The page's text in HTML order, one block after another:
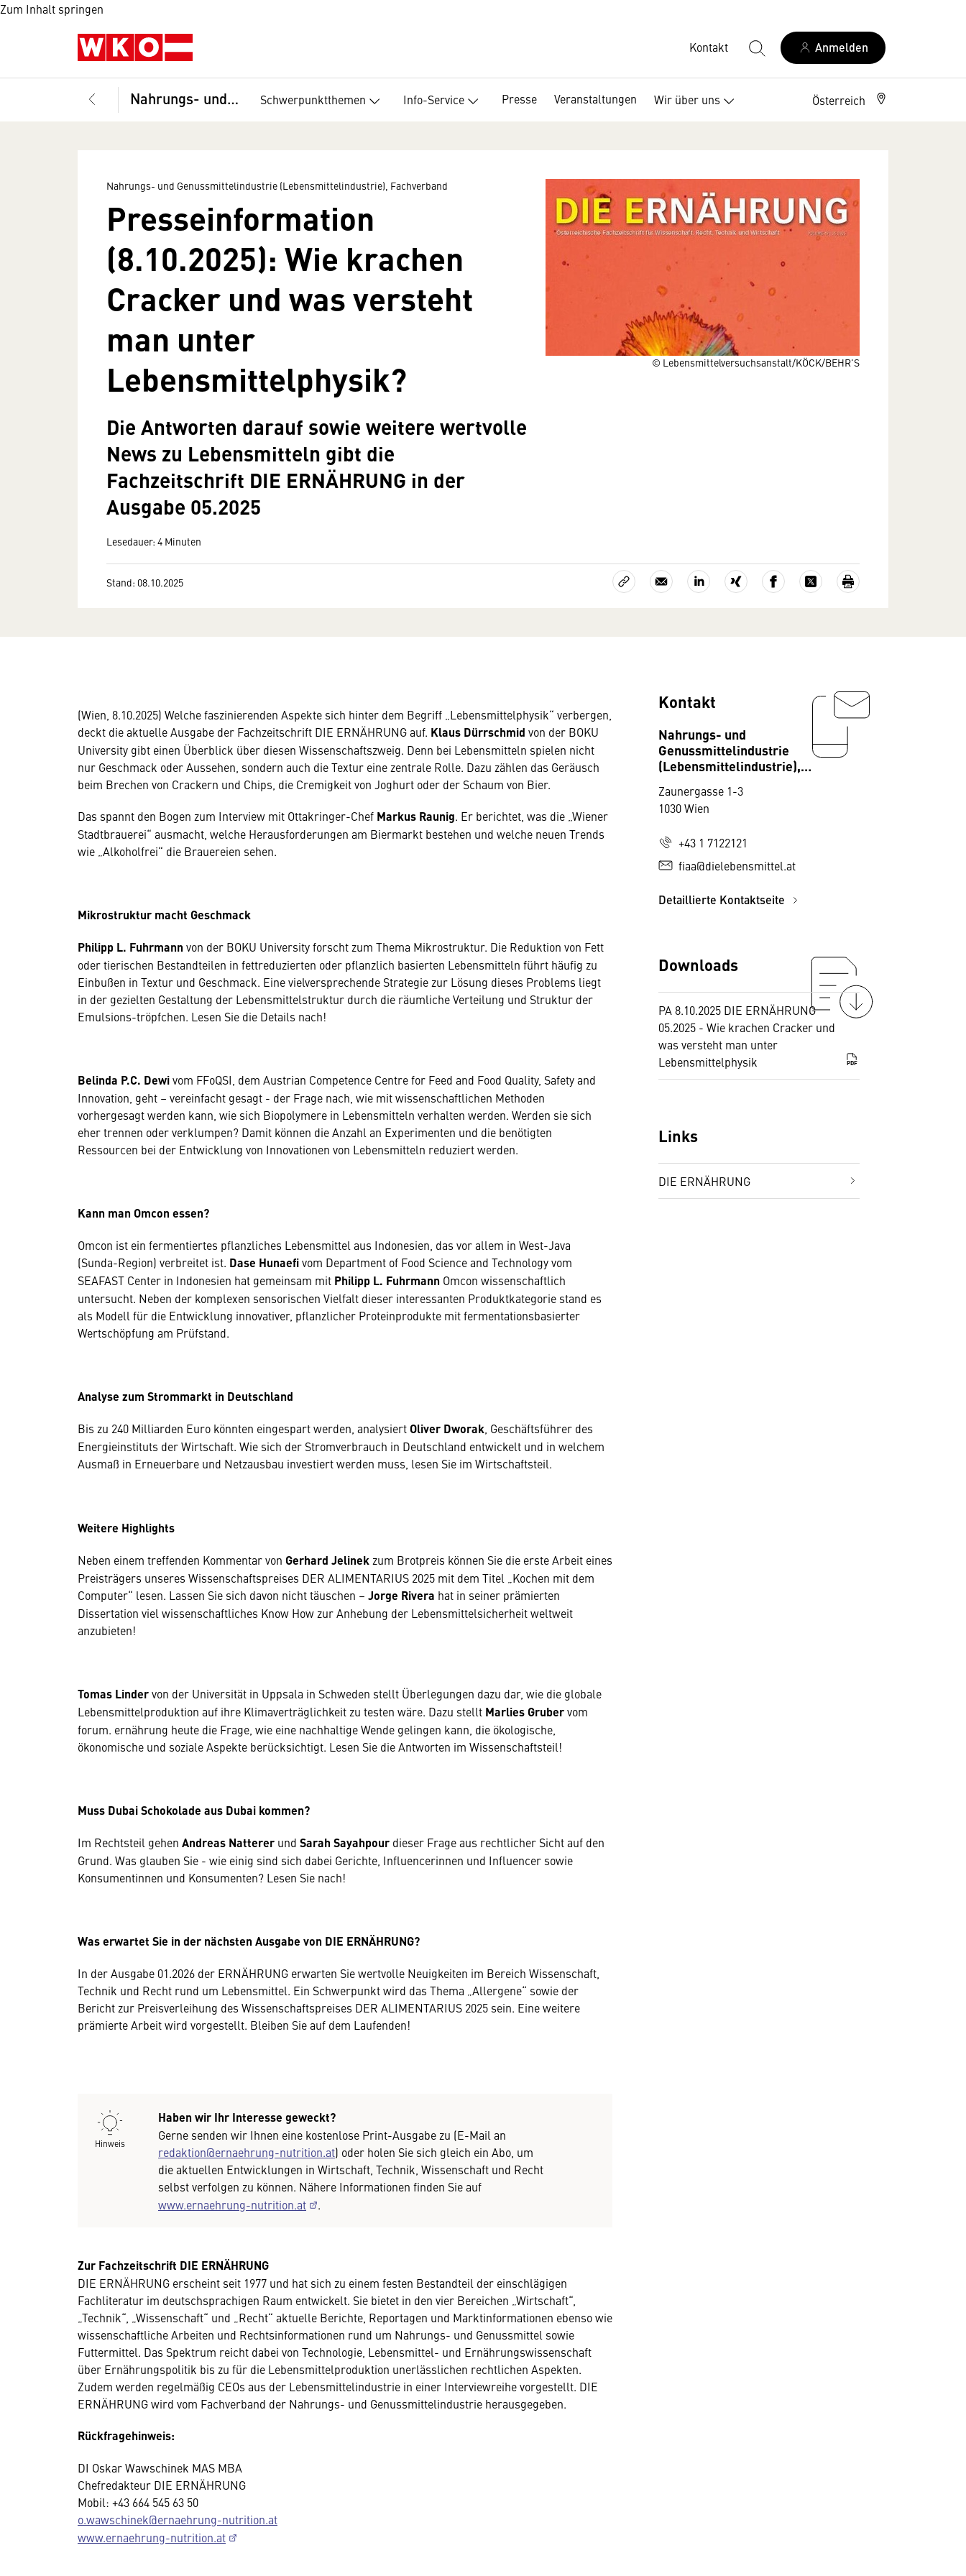
Zum Inhalt springen
Kontakt Anmelden
Nahrungs- und Genussmittelindustrie (Lebensmittelindustrie), Fachverband Schwerpunktthemen Info-Service Presse Veranstaltungen Wir über uns Österreich
© Lebensmittelversuchsanstalt/KÖCK/BEHR'S
Nahrungs- und Genussmittelindustrie (Lebensmittelindustrie), Fachverband
Presseinformation
(8.10.2025): Wie krachen
Cracker und was versteht
man unter
Lebensmittelphysik?
Die Antworten darauf sowie weitere wertvolle
News zu Lebensmitteln gibt die
Fachzeitschrift DIE ERNÄHRUNG in der
Ausgabe 05.2025
Lesedauer: 4 Minuten
Stand: 08.10.2025
(Wien, 8.10.2025) Welche faszinierenden Aspekte sich hinter dem Begriff „Lebensmittelphysik“ verbergen,
deckt die aktuelle Ausgabe der Fachzeitschrift DIE ERNÄHRUNG auf. Klaus Dürrschmid von der BOKU
University gibt einen Überblick über diesen Wissenschaftszweig. Denn bei Lebensmitteln spielen nicht
nur Geschmack oder Aussehen, sondern auch die Textur eine zentrale Rolle. Dazu zählen das Geräusch
beim Brechen von Crackern und Chips, die Cremigkeit von Joghurt oder der Schaum von Bier.
Das spannt den Bogen zum Interview mit Ottakringer-Chef Markus Raunig. Er berichtet, was die „Wiener
Stadtbrauerei“ ausmacht, welche Herausforderungen am Biermarkt bestehen und welche neuen Trends
wie „Alkoholfrei“ die Brauereien sehen.
Mikrostruktur macht Geschmack
Philipp L. Fuhrmann von der BOKU University forscht zum Thema Mikrostruktur. Die Reduktion von Fett
oder tierischen Bestandteilen in fettreduzierten oder pflanzlich basierten Lebensmitteln führt häufig zu
Einbußen in Textur und Geschmack. Eine vielversprechende Strategie zur Lösung dieses Problems liegt
in der gezielten Gestaltung der Lebensmittelstruktur durch die räumliche Verteilung und Struktur der
Emulsions-tröpfchen. Lesen Sie die Details nach!
Belinda P.C. Dewivom FFoQSI, dem Austrian Competence Centre for Feed and Food Quality, Safety and
Innovation, geht – vereinfacht gesagt - der Frage nach, wie mit wissenschaftlichen Methoden
vorhergesagt werden kann, wie sich Biopolymere in Lebensmitteln verhalten werden. Werden sie sich
eher trennen oder verklumpen? Damit können die Anzahl an Experimenten und die benötigten
Ressourcen bei der Entwicklung von Innovationen von Lebensmitteln reduziert werden.
Kann man Omcon essen?
Omcon ist ein fermentiertes pflanzliches Lebensmittel aus Indonesien, das vor allem in West-Java
(Sunda-Region) verbreitet ist. Dase Hunaefivom Department of Food Science and Technology vom
SEAFAST Center in Indonesien hat gemeinsam mit Philipp L. Fuhrmann Omcon wissenschaftlich
untersucht. Neben der komplexen sensorischen Vielfalt dieser interessanten Produktkategorie stand es
als Modell für die Entwicklung innovativer, pflanzlicher Proteinprodukte mit fermentationsbasierter
Wertschöpfung am Prüfstand.
Analyse zum Strommarkt in Deutschland
Bis zu 240 Milliarden Euro könnten eingespart werden, analysiert Oliver Dworak , Geschäftsführer des
Energieinstituts der Wirtschaft. Wie sich der Stromverbrauch in Deutschland entwickelt und in welchem
Ausmaß in Erneuerbare und Netzausbau investiert werden muss, lesen Sie im Wirtschaftsteil.
Weitere Highlights
Neben einem treffenden Kommentar von Gerhard Jelinek zum Brotpreis können Sie die erste Arbeit eines
Preisträgers unseres Wissenschaftspreises DER ALIMENTARIUS 2025 mit dem Titel „Kochen mit dem
Computer“ lesen. Lassen Sie sich davon nicht täuschen – Jorge Rivera hat in seiner prämierten
Dissertation viel wissenschaftliches Know How zur Anhebung der Lebensmittelsicherheit weltweit
anzubieten!
Tomas Lindervon der Universität in Uppsala in Schweden stellt Überlegungen dazu dar, wie die globale
Lebensmittelproduktion auf ihre Klimaverträglichkeit zu testen wäre. Dazu stellt Marlies Grubervom
forum. ernährung heute die Frage, wie eine nachhaltige Wende gelingen kann, die ökologische,
ökonomische und soziale Aspekte berücksichtigt. Lesen Sie die Antworten im Wissenschaftsteil!
Muss Dubai Schokolade aus Dubai kommen?
Im Rechtsteil gehen Andreas Natterer und Sarah Sayahpour dieser Frage aus rechtlicher Sicht auf den
Grund. Was glauben Sie - wie einig sind sich dabei Gerichte, Influencerinnen und Influencer sowie
Konsumentinnen und Konsumenten? Lesen Sie nach!
Was erwartet Sie in der nächsten Ausgabe von DIE ERNÄHRUNG?
In der Ausgabe 01.2026 der ERNÄHRUNG erwarten Sie wertvolle Neuigkeiten im Bereich Wissenschaft,
Technik und Recht rund um Lebensmittel. Ein Schwerpunkt wird das Thema „Allergene“ sowie der
Bericht zur Preisverleihung des Wissenschaftspreises DER ALIMENTARIUS 2025 sein. Eine weitere
prämierte Arbeit wird vorgestellt. Bleiben Sie auf dem Laufenden!
Hinweis
Haben wir Ihr Interesse geweckt?
Gerne senden wir Ihnen eine kostenlose Print-Ausgabe zu (E-Mail an
redaktion@ernaehrung-nutrition.at) oder holen Sie sich gleich ein Abo, um
die aktuellen Entwicklungen in Wirtschaft, Technik, Wissenschaft und Recht
selbst verfolgen zu können. Nähere Informationen finden Sie auf
www.ernaehrung-nutrition.at
.
Zur Fachzeitschrift DIE ERNÄHRUNG
DIE ERNÄHRUNG erscheint seit 1977 und hat sich zu einem festen Bestandteil der einschlägigen
Fachliteratur im deutschsprachigen Raum entwickelt. Sie bietet in den vier Bereichen „Wirtschaft“,
„Technik“, „Wissenschaft“ und „Recht“ aktuelle Berichte, Reportagen und Marktinformationen ebenso wie
wissenschaftliche Arbeiten und Rechtsinformationen rund um Nahrungs- und Genussmittel sowie
Futtermittel. Das Spektrum reicht dabei von Technologie, Lebensmittel- und Ernährungswissenschaft
über Ernährungspolitik bis zu für die Lebensmittelproduktion unerlässlichen rechtlichen Aspekten.
Zudem werden regelmäßig CEOs aus der Lebensmittelindustrie in einer Interviewreihe vorgestellt. DIE
ERNÄHRUNG wird vom Fachverband der Nahrungs- und Genussmittelindustrie herausgegeben.
Rückfragehinweis:
DI Oskar Wawschinek MAS MBA
Chefredakteur DIE ERNÄHRUNG
Mobil: +43 664 545 63 50
o.wawschinek@ernaehrung-nutrition.at
www.ernaehrung-nutrition.at
Kontakt
Nahrungs- und
Genussmittelindustrie
(Lebensmittelindustrie),
Zaunergasse 1-3
1030 Wien
+43 1 7122121
fiaa@dielebensmittel.at
Detaillierte Kontaktseite
Downloads
PA 8.10.2025 DIE ERNÄHRUNG
05.2025 - Wie krachen Cracker und
was versteht man unter
Lebensmittelphysik
PDF
Links
DIE ERNÄHRUNG